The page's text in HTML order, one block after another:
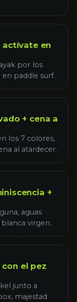
actívate en
por los
paddle surf.
+ cena a
los 7 colores,
al atardecer.
+
aguas
virgen.
el pez
junto a
majestad